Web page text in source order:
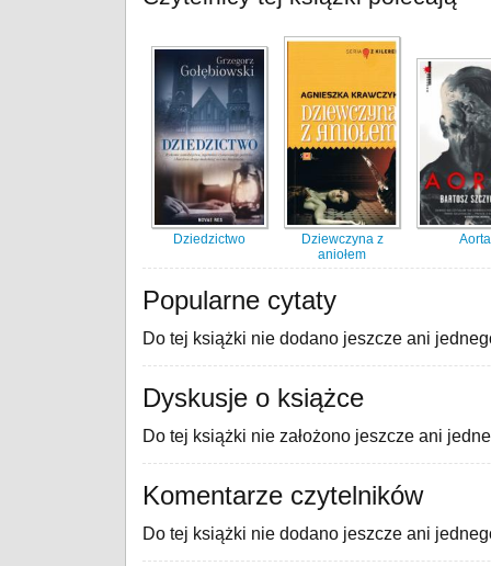
Dziedzictwo
Dziewczyna z
aniołem
Aorta
Popularne cytaty
Do tej książki nie dodano jeszcze ani
Dyskusje o książce
Do tej książki nie założono jeszcze ani
Komentarze czytelników
Do tej książki nie dodano jeszcze ani